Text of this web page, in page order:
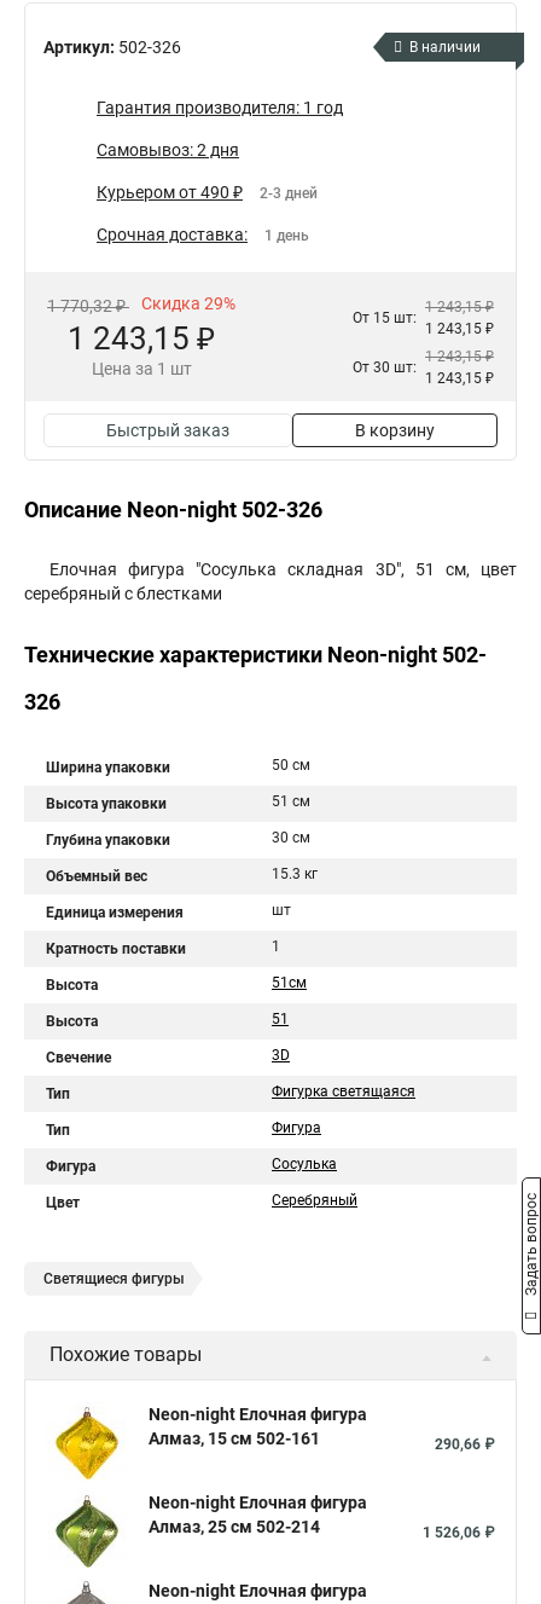
Артикул: 502-326 В наличии
Гарантия производителя: 1 год
Самовывоз: 2 дня
Курьером от 490 ₽ 2-3 дней
Срочная доставка: 1 день
1 770,32 ₽ Скидка 29%
1 243,15 ₽
Цена за 1 шт
От 15 шт:
1 243,15 ₽
1 243,15 ₽
От 30 шт:
1 243,15 ₽
1 243,15 ₽
Быстрый заказ В корзину
Описание Neon-night 502-326
Елочная фигура "Сосулька складная 3D", 51 см, цвет
серебряный с блестками
Технические характеристики Neon-night 502-
326
Ширина упаковки 50 см
Высота упаковки 51 см
Глубина упаковки 30 см
Объемный вес 15.3 кг
Единица измерения шт
Кратность поставки 1
Высота 51см
Высота 51
Свечение 3D
Тип Фигурка светящаяся
Тип Фигура
Фигура Сосулька
Цвет Серебряный
Светящиеся фигуры
Похожие товары
Neon-night Елочная фигура
Алмаз, 15 см 502-161
290,66 ₽
Neon-night Елочная фигура
Алмаз, 25 см 502-214
1 526,06 ₽
Neon-night Елочная фигура
Задать вопрос